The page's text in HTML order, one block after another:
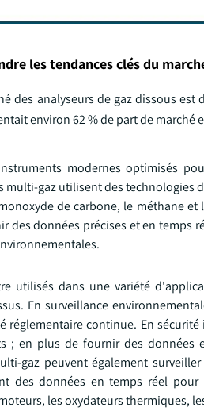
les tendances clés du
des analyseurs de gaz dissous
environ 62 % de part de marché
modernes optimisés
gaz utilisent des technologies
de carbone, le méthane
des données précises et en temps
utilisés dans une variété
En surveillance
continue. En
; en plus de fournir des
gaz peuvent également
des données en temps réel
les oxydateurs thermiques,